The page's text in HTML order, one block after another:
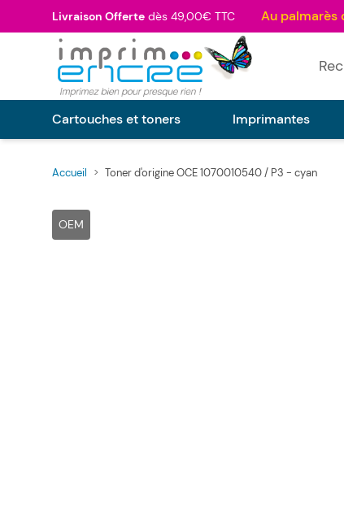
Livraison Offerte dès 49,00€ TTC
Cartouches et toners Imprimantes
Accueil > Toner d'origine OCE 1070010540 / P3 - cyan
OEM Click to view image in